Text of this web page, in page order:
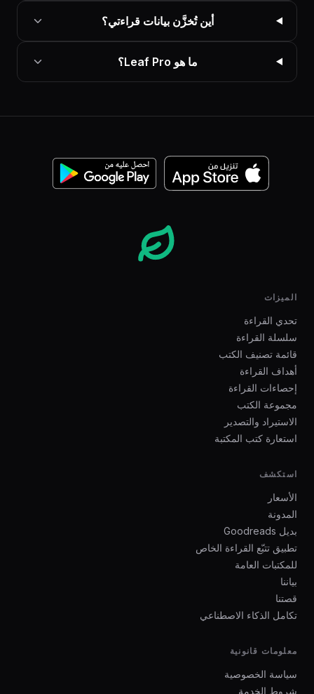
أين تُخزَّن بيانات قراءتي؟
ما هو Leaf Pro؟
الميزات
تحدي القراءة
سلسلة القراءة
قائمة تصنيف الكتب
أهداف القراءة
إحصاءات القراءة
مجموعة الكتب
الاستيراد والتصدير
استعارة كتب المكتبة
استكشف
الأسعار
المدونة
بديل Goodreads
تطبيق تتبّع القراءة الخاص
للمكتبات العامة
بياننا
قصتنا
تكامل الذكاء الاصطناعي
معلومات قانونية
سياسة الخصوصية
شروط الخدمة